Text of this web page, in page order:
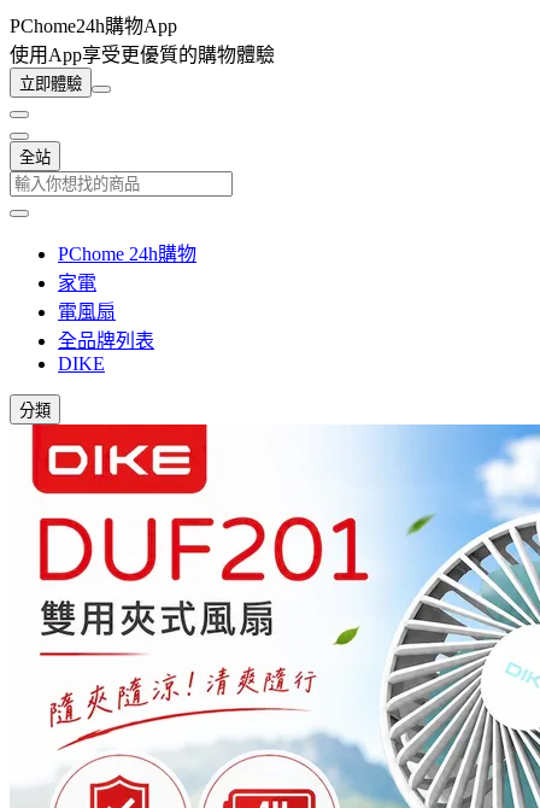
PChome24h購物App
使用App享受更優質的購物體驗
立即體驗
全站
PChome 24h購物
家電
電風扇
全品牌列表
DIKE
分類